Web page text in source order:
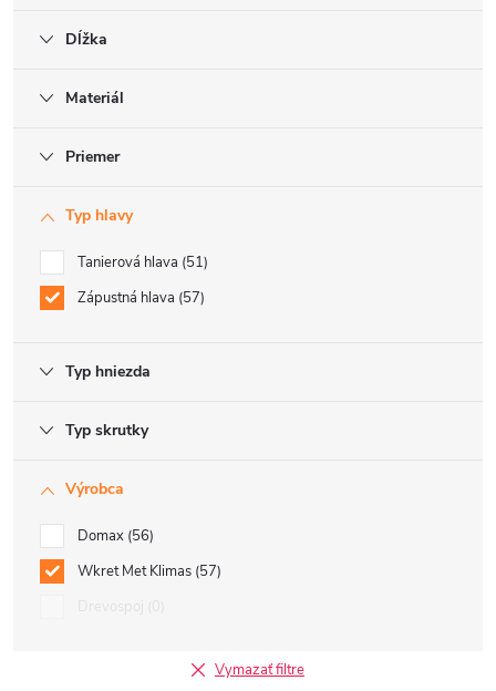
Dĺžka
Materiál
Priemer
Typ hlavy
Tanierová hlava 51
Zápustná hlava 57
Typ hniezda
Typ skrutky
Výrobca
Domax 56
Wkret Met Klimas 57
Vymazať filtre